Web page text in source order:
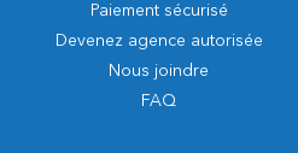
Paiement sécurisé
Devenez agence autorisée
Nous joindre
FAQ